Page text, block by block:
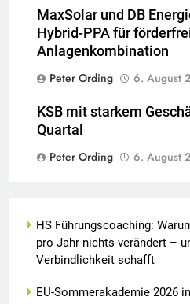
MaxSolar und DB
Hybrid-PPA für
Anlagenkombination
Peter Ording
6. August
KSB mit starkem
Quartal
Peter Ording
6. August
HS Führungscoaching:
pro Jahr nichts verändert –
Verbindlichkeit schafft
EU-Sommerakademie 2026